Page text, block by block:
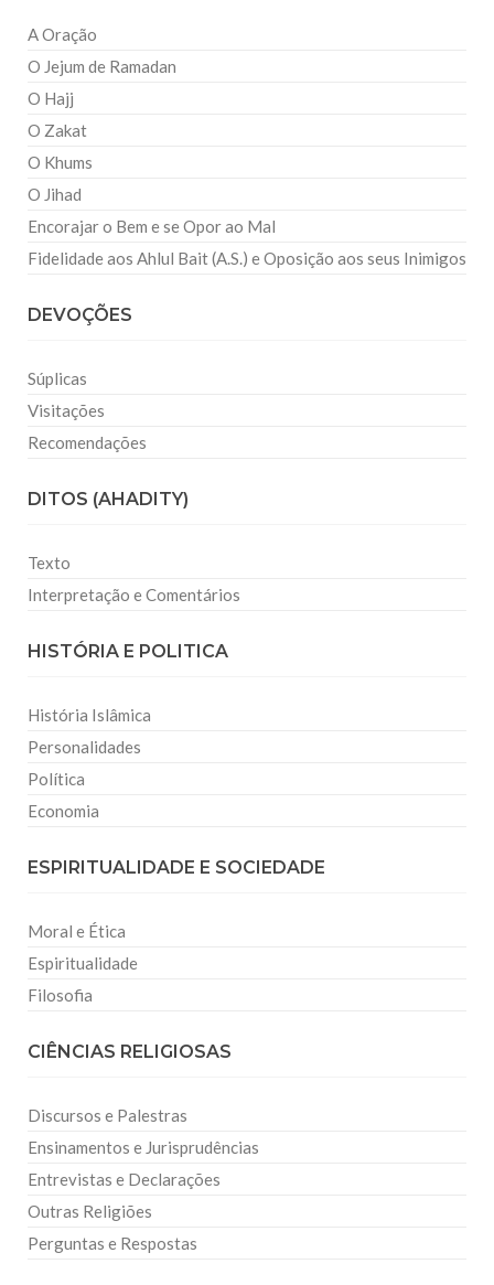
A Oração
O Jejum de Ramadan
O Hajj
O Zakat
O Khums
O Jihad
Encorajar o Bem e se Opor ao Mal
Fidelidade aos Ahlul Bait (A.S.) e Oposição aos seus Inimigos
DEVOÇÕES
Súplicas
Visitações
Recomendações
DITOS (AHADITY)
Texto
Interpretação e Comentários
HISTÓRIA E POLITICA
História Islâmica
Personalidades
Política
Economia
ESPIRITUALIDADE E SOCIEDADE
Moral e Ética
Espiritualidade
Filosofia
CIÊNCIAS RELIGIOSAS
Discursos e Palestras
Ensinamentos e Jurisprudências
Entrevistas e Declarações
Outras Religiões
Perguntas e Respostas